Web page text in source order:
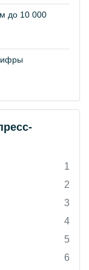
до 10 000
1
2
3
4
5
6